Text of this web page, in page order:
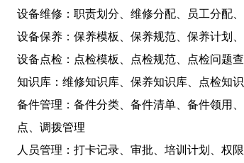
设备维修：职责划分、维修分配、员工分配
设备保养：保养模板、保养规范、保养计划
设备点检：点检模板、点检规范、点检问题
知识库：维修知识库、保养知识库、点检知
备件管理：备件分类、备件清单、备件领用
点、调拨管理
人员管理：打卡记录、审批、培训计划、权